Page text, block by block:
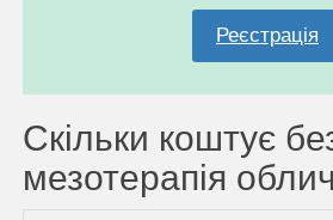
Реєстрація
Скільки коштує
мезотерапія